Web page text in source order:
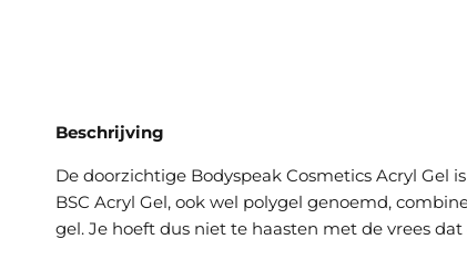
Beschrijving
De doorzichtige Bodyspeak Cosmetics Acryl
BSC Acryl Gel, ook wel polygel genoemd,
gel. Je hoeft dus niet te haasten met de vrees